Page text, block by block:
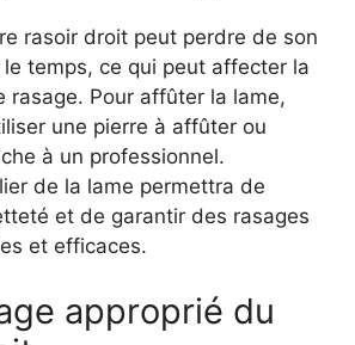
rasoir droit peut perdre de son
temps, ce qui peut affecter la
rasage. Pour affûter la lame,
une pierre à affûter ou
à un professionnel.
de la lame permettra de
et de garantir des rasages
et efficaces.
approprié du